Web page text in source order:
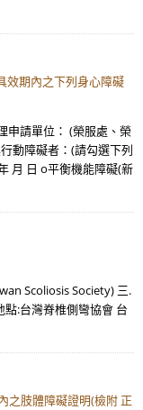
效期內之下列身心障礙
申請單位： (榮服處、榮
動障礙者：(請勾選下列
月 日 o平衡機能障礙(新
Scoliosis Society) 三.
點:台灣脊椎側彎協會 台
之肢體障礙證明(檢附 正